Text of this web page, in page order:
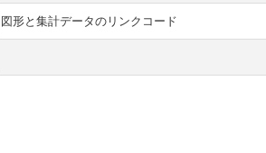
図形と集計データのリンクコード